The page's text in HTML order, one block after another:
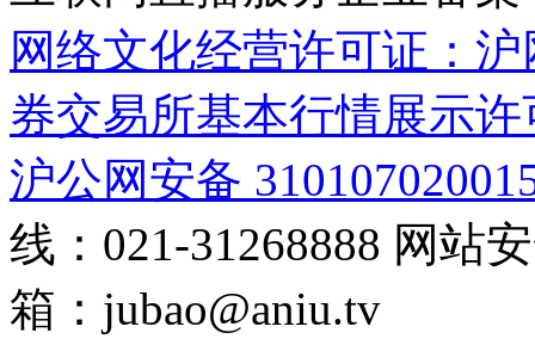
网络文化经营许可证：
券交易所基本行情展示许
沪公网安备
线：021-31268888 网站
箱： jubao@aniu.tv